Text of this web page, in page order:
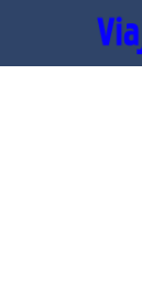
contenido